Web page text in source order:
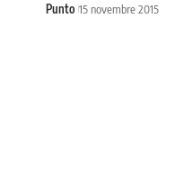
Punto 15 novembre 2015